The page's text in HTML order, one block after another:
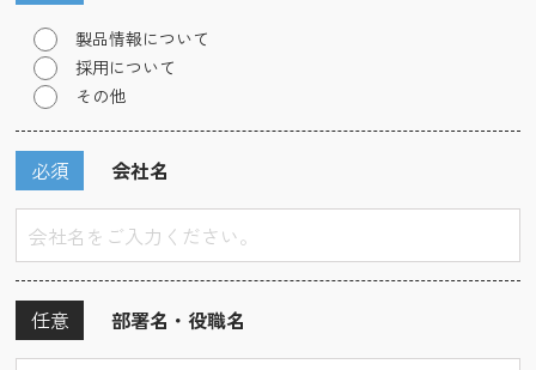
製品情報について
採用について
その他
会社名
必須
部署名・役職名
任意